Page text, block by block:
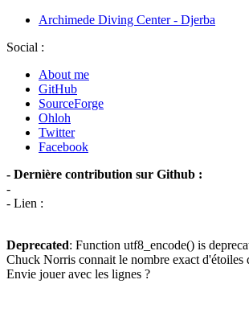
Archimede Diving Center - Djerba
Social :
About me
GitHub
SourceForge
Ohloh
Twitter
Facebook
- Dernière contribution sur Github :
-
- Lien :
Deprecated: Function utf8_encode() is
Chuck Norris connait le nombre exact
Envie jouer avec les lignes ?